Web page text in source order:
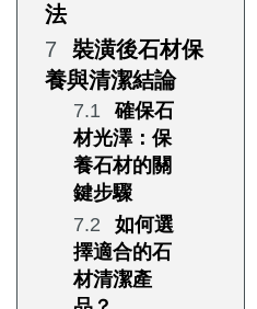
法
裝潢後石材保
養與清潔結論
確保石
材光澤：保
養石材的關
鍵步驟
如何選
擇適合的石
材清潔產